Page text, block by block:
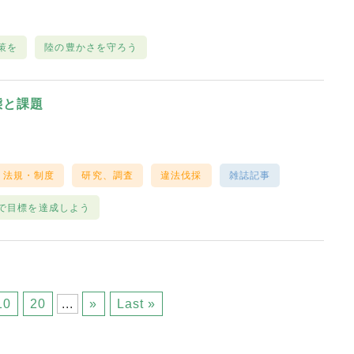
を 陸の豊かさを守ろう
課題
法規・制度 研究、調査 違法伐採 雑誌記事
目標を達成しよう
20 ... » Last »